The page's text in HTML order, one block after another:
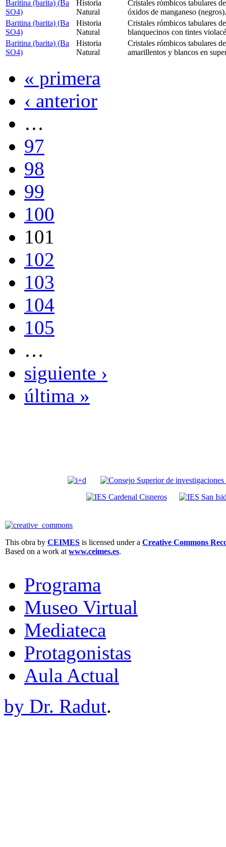
Baritina (barita) (Ba
SO4)
Historia
Natural
Cristales rómbicos tabulares
óxidos de manganeso (negros).
Baritina (barita) (Ba
SO4)
Historia
Natural
Cristales rómbicos tabulares
blanquecinos con tintes
Baritina (barita) (Ba
SO4)
Historia
Natural
Cristales rómbicos tabulares
amarillentos y blancos en
« primera
‹ anterior
…
97
98
99
100
101
102
103
104
105
…
siguiente ›
última »
This obra by CEIMES is licensed under a Creative Commons
Based on a work at www.ceimes.es.
Programa
Museo Virtual
Mediateca
Protagonistas
Aula Actual
by Dr. Radut.